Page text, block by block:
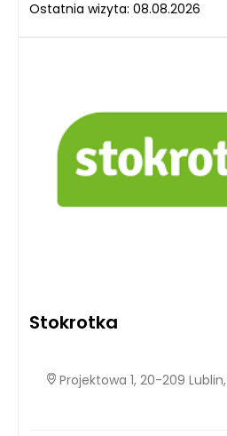
Ostatnia wizyta: 08.08.2026
Stokrotka
Projektowa 1, 20-209 Lublin,